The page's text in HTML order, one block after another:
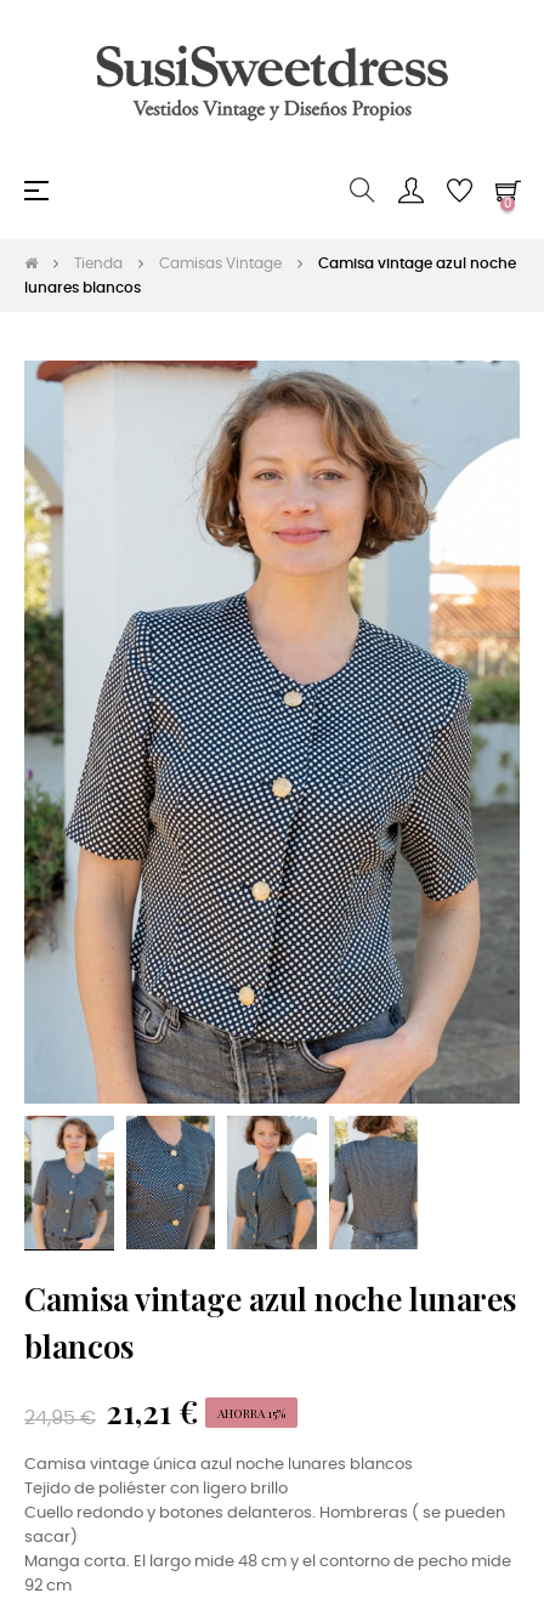
Navegación
☰
0
Tienda Camisas Vintage
Camisa vintage azul noche
lunares blancos
Camisa vintage azul noche lunares
blancos
24,95 € 21,21 € AHORRA 15%
Camisa vintage única azul noche lunares blancos
Tejido de poliéster con ligero brillo
Cuello redondo y botones delanteros. Hombreras ( se pueden
sacar)
Manga corta. El largo mide 48 cm y el contorno de pecho mide
92 cm